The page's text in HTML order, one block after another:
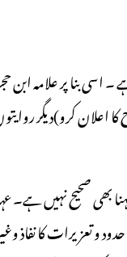
بنا پر علامہ ابن
کا ابتدائی حصہ (نکاح کا
صحیح نہیں ہے۔
و تعزیرات کا نفاذ